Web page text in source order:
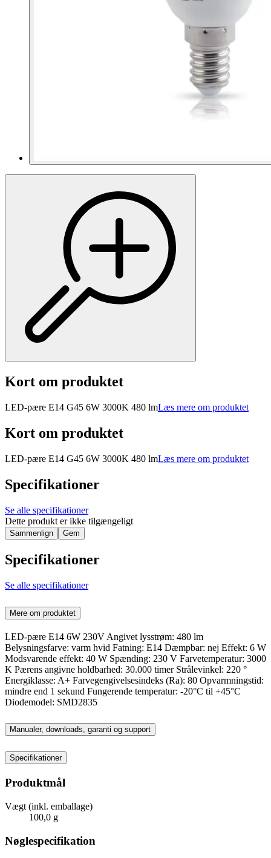
Kort om produktet
LED-pære E14 G45 6W 3000K 480 lmLæs mere om produktet
Kort om produktet
LED-pære E14 G45 6W 3000K 480 lmLæs mere om produktet
Specifikationer
Se alle specifikationer
Dette produkt er ikke tilgængeligt
Sammenlign Gem
Specifikationer
Se alle specifikationer
Mere om produktet
LED-pære E14 6W 230V Angivet lysstrøm: 480 lm
Belysningsfarve: varm hvid Fatning: E14 Dæmpbar: nej Effekt: 6 W
Modsvarende effekt: 40 W Spænding: 230 V Farvetemperatur: 3000
K Pærens angivne holdbarhed: 30.000 timer Strålevinkel: 220 °
Energiklasse: A+ Farvegengivelsesindeks (Ra): 80 Opvarmningstid:
mindre end 1 sekund Fungerende temperatur: -20°C til +45°C
Diodemodel: SMD2835
Manualer, downloads, garanti og support
Specifikationer
Produktmål
Vægt (inkl. emballage)
100,0 g
Nøglespecifikation